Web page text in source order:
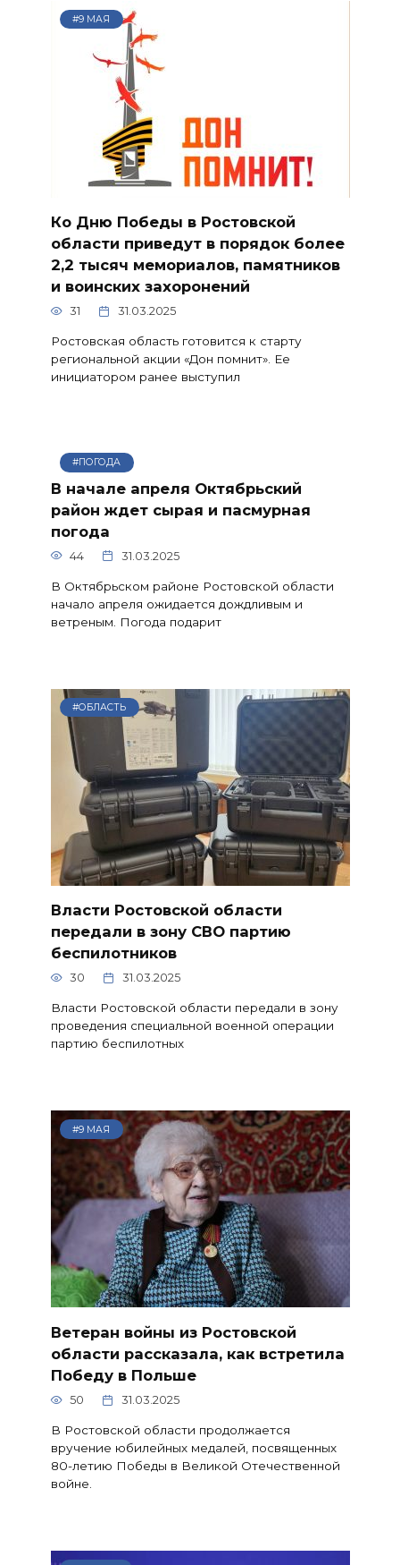
#9 МАЯ
Ко Дню Победы в Ростовской
области приведут в порядок более
2,2 тысяч мемориалов, памятников
и воинских захоронений
31 31.03.2025
Ростовская область готовится к старту
региональной акции «Дон помнит». Ее
инициатором ранее выступил
#ПОГОДА
В начале апреля Октябрьский
район ждет сырая и пасмурная
погода
44 31.03.2025
В Октябрьском районе Ростовской области
начало апреля ожидается дождливым и
ветреным. Погода подарит
#ОБЛАСТЬ
Власти Ростовской области
передали в зону СВО партию
беспилотников
30 31.03.2025
Власти Ростовской области передали в зону
проведения специальной военной операции
партию беспилотных
#9 МАЯ
Ветеран войны из Ростовской
области рассказала, как встретила
Победу в Польше
50 31.03.2025
В Ростовской области продолжается
вручение юбилейных медалей, посвященных
80-летию Победы в Великой Отечественной
войне.